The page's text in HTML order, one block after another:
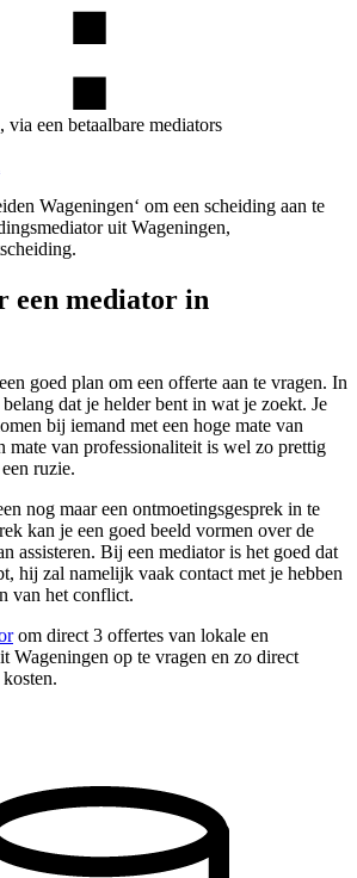
via een betaalbare mediators
Wageningen‘ om een scheiding aan te
uit Wageningen,
een mediator in
goed plan om een offerte aan te vragen. In
dat je helder bent in wat je zoekt. Je
bij iemand met een hoge mate van
mate van professionaliteit is wel zo prettig
ruzie.
nog maar een ontmoetingsgesprek in te
kan je een goed beeld vormen over de
assisteren. Bij een mediator is het goed dat
hij zal namelijk vaak contact met je hebben
van het conflict.
om direct 3 offertes van lokale en
Wageningen op te vragen en zo direct